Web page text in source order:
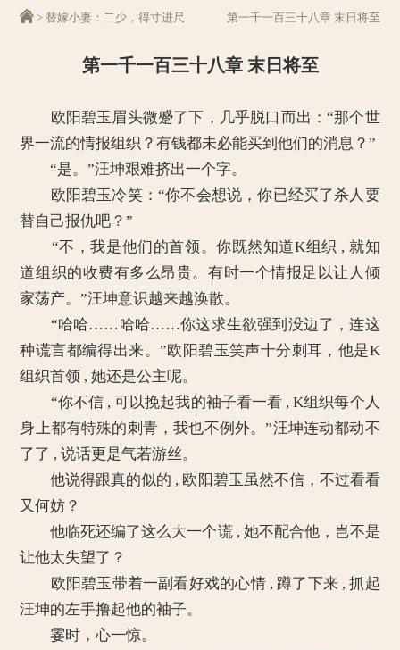
> 替嫁小妻：二少，得寸进尺 第一千一百三十八章 末日将至
第一千一百三十八章 末日将至
欧阳碧玉眉头微蹙了下，几乎脱口而出：“那个世
界一流的情报组织？有钱都未必能买到他们的消息？”
“是。”汪坤艰难挤出一个字。
欧阳碧玉冷笑：“你不会想说，你已经买了杀人要
替自己报仇吧？”
“不，我是他们的首领。你既然知道K组织 , 就知
道组织的收费有多么昂贵。有时一个情报足以让人倾
家荡产。”汪坤意识越来越涣散。
“哈哈……哈哈……你这求生欲强到没边了，连这
种谎言都编得出来。”欧阳碧玉笑声十分刺耳，他是K
组织首领 , 她还是公主呢。
“你不信 , 可以挽起我的袖子看一看 , K组织每个人
身上都有特殊的刺青，我也不例外。”汪坤连动都动不
了了 , 说话更是气若游丝。
他说得跟真的似的 , 欧阳碧玉虽然不信，不过看看
又何妨？
他临死还编了这么大一个谎 , 她不配合他，岂不是
让他太失望了？
欧阳碧玉带着一副看好戏的心情 , 蹲了下来 , 抓起
汪坤的左手撸起他的袖子。
霎时，心一惊。